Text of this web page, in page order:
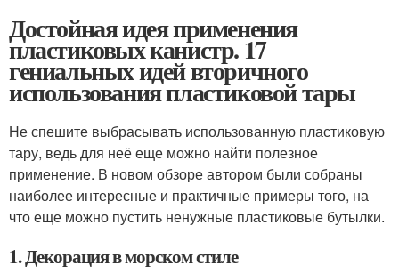
Достойная идея применения
пластиковых канистр. 17
гениальных идей вторичного
использования пластиковой тары
Не спешите выбрасывать использованную пластиковую
тару, ведь для неё еще можно найти полезное
применение. В новом обзоре автором были собраны
наиболее интересные и практичные примеры того, на
что еще можно пустить ненужные пластиковые бутылки.
1. Декорация в морском стиле